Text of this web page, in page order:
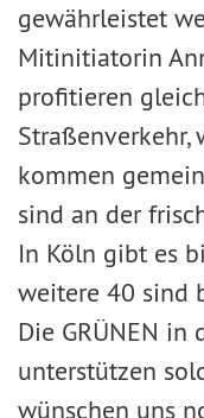
gewährleistet
Mitinitiatorin
profitieren
Straßenverkehr,
kommen
sind an der
In Köln gibt es
weitere 40 sind
Die GRÜNEN in
unterstützen
wünschen uns